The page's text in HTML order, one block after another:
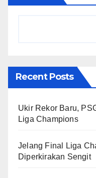
Recent Posts
Ukir Rekor Baru,
Liga Champions
Jelang Final Liga
Diperkirakan Sengit